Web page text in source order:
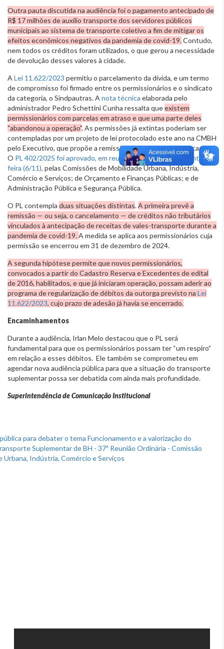
Outra pauta discutida na audiência foi o pagamento antecipado de
R$ 17 milhões de auxílio transporte dos servidores públicos
municipais ao sistema de transporte coletivo a fim de mitigar os
efeitos econômicos negativos da pandemia de covid-19.Contudo,
nem todos os créditos foram utilizados, o que gerou a necessidade
de devolução desses valores à cidade.
A Lei 11.622/2023 permitiu o parcelamento da dívida, e um termo
de compromisso foi firmado entre os permissionários e o sindicato
da categoria, o Sindpautras. A nota técnica elaborada pelo
administrador Pedro Schettini Cunha ressalta queexistem
permissionários com parcelas em atraso e que uma parte deles
"abandonou a operação". As permissões já extintas poderiam ser
contempladas por um projeto de lei protocolado este ano na CMBH
pelo Executivo, que propõe a remissão da dívida para esses casos.
O PL 402/2025 foi aprovado, em reunião conjunta nesta quinta-
feira (6/11), pelas Comissões de Mobilidade Urbana, Indústria,
Comércio e Serviços; de Orçamento e Finanças Públicas; e de
Administração Pública e Segurança Pública.
O PL contempla duas situações distintas.A primeira prevê a
remissão — ou seja, o cancelamento — de créditos não tributários
vinculados à antecipação de receitas de vales-transporte durante a
pandemia de covid-19.A medida se aplica aos permissionários cuja
permissão se encerrou em 31 de dezembro de 2024.
A segunda hipótese permite que novos permissionários,
convocados a partir do Cadastro Reserva e Excedentes de edital
de 2016, habilitados, e que já iniciaram operação, possam aderir ao
programa de regularização de débitos da outorga previsto na Lei
11.622/2023, cujo prazo de adesão já havia se encerrado.
Encaminhamentos
Durante a audiência, Irlan Melo destacou que o PL será
fundamental para que os permissionários possam ter “um respiro”
em relação a esses débitos. Ele também se comprometeu em
agendar nova audiência pública para que a situação do transporte
suplementar possa ser debatida com ainda mais profundidade.
Superintendência de Comunicação Institucional